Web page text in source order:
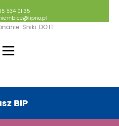
534 01 35
Sniki. DO IT
BIP